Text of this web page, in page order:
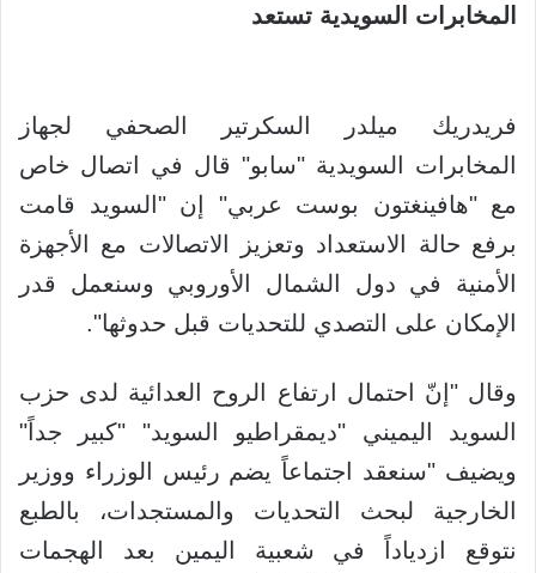
المخابرات السويدية تستعد
فريدريك ميلدر السكرتير الصحفي لجهاز
المخابرات السويدية "سابو" قال في اتصال خاص
مع "هافينغتون بوست عربي" إن "السويد قامت
برفع حالة الاستعداد وتعزيز الاتصالات مع الأجهزة
الأمنية في دول الشمال الأوروبي وسنعمل قدر
الإمكان على التصدي للتحديات قبل حدوثها".
وقال "إنّ احتمال ارتفاع الروح العدائية لدى حزب
السويد اليميني "ديمقراطيو السويد" "كبير جداً"
ويضيف "سنعقد اجتماعاً يضم رئيس الوزراء ووزير
الخارجية لبحث التحديات والمستجدات، بالطبع
نتوقع ازدياداً في شعبية اليمين بعد الهجمات